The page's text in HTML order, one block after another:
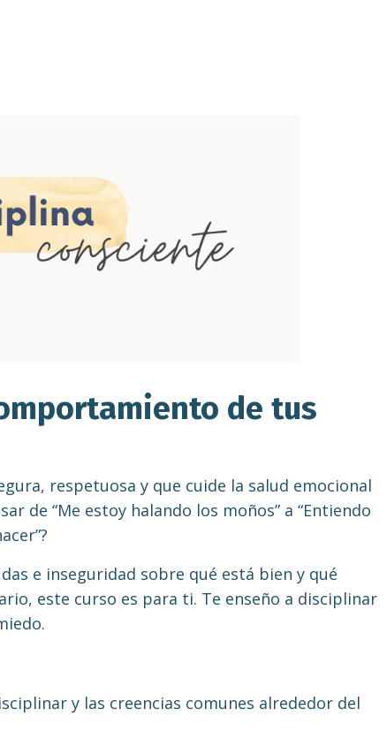
de tus
respetuosa y que cuide la salud emocional
de “Me estoy halando los moños” a “Entiendo
e inseguridad sobre qué está bien y qué
este curso es para ti. Te enseño a disciplinar
y las creencias comunes alrededor del